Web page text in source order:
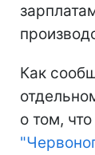
Как
о том, что